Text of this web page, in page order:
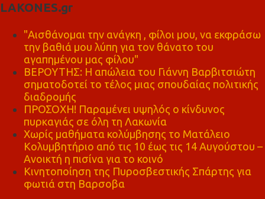
LAKONES.gr
"Αισθάνομαι την ανάγκη , φίλοι μου, να εκφράσω
την βαθιά μου λύπη για τον θάνατο του
αγαπημένου μας φίλου"
ΒΕΡΟΥΤΗΣ: Η απώλεια του Γιάννη Βαρβιτσιώτη
σηματοδοτεί το τέλος μιας σπουδαίας πολιτικής
διαδρομής
ΠΡΟΣΟΧΗ! Παραμένει υψηλός ο κίνδυνος
πυρκαγιάς σε όλη τη Λακωνία
Χωρίς μαθήματα κολύμβησης το Ματάλειο
Κολυμβητήριο από τις 10 έως τις 14 Αυγούστου –
Ανοικτή η πισίνα για το κοινό
Κινητοποίηση της Πυροσβεστικής Σπάρτης για
φωτιά στη Βαρσοβα